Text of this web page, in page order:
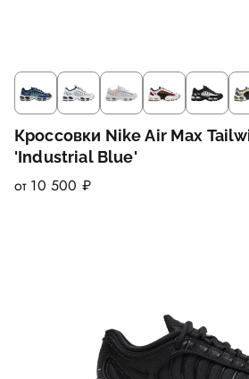
Кроссовки Nike Air Max
'Industrial Blue'
от 10 500 ₽